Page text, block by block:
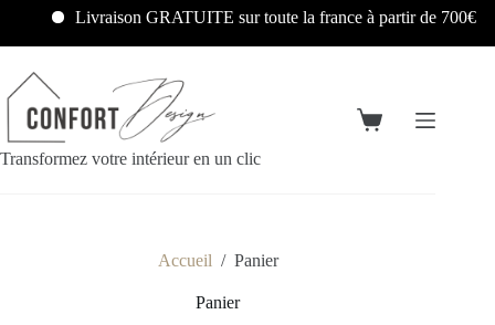
Livraison GRATUITE sur toute la france à partir de 700€
Transformez votre intérieur en un clic
Accueil / Panier
Panier